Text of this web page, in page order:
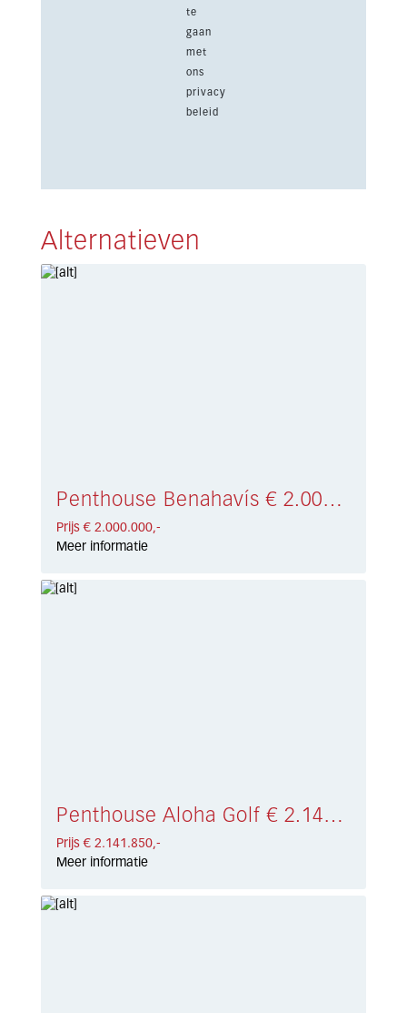
te
gaan
met
ons
privacy
beleid
Alternatieven
Penthouse Benahavís € 2.000.000,-
Prijs € 2.000.000,-
Meer informatie
Penthouse Aloha Golf € 2.141.850,-
Prijs € 2.141.850,-
Meer informatie